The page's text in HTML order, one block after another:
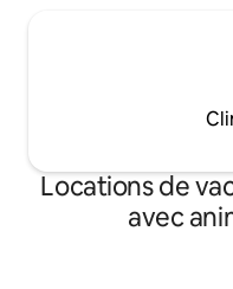
Locations de
avec